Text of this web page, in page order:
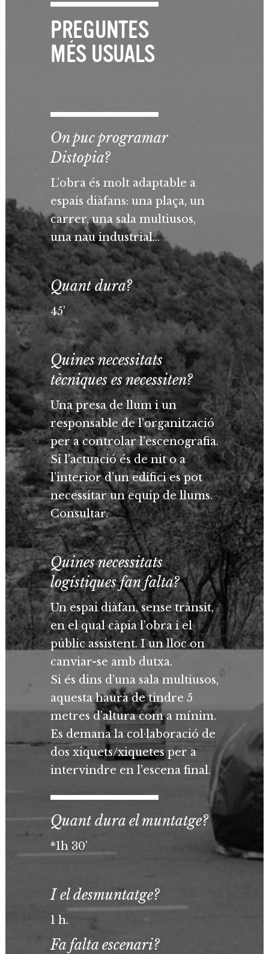
PREGUNTES
MÉS USUALS
On puc programar
Distopia?
L’obra és molt adaptable a
espais diàfans: una plaça, un
carrer, una sala multiusos,
una nau industrial…
Quant dura?
45’
Quines necessitats
tècniques es necessiten?
Una presa de llum i un
responsable de l’organització
per a controlar l’escenografia.
Si l’actuació és de nit o a
l’interior d’un edifici es pot
necessitar un equip de llums.
Consultar.
Quines necessitats
logístiques fan falta?
Un espai diàfan, sense trànsit,
en el qual càpia l’obra i el
públic assistent. I un lloc on
canviar-se amb dutxa.
Si és dins d’una sala multiusos,
aquesta haurà de tindre 5
metres d’altura com a mínim.
Es demana la col·laboració de
dos xiquets/xiquetes per a
intervindre en l’escena final.
Quant dura el muntatge?
*1h 30’
I el desmuntatge?
1 h.
Fa falta escenari?